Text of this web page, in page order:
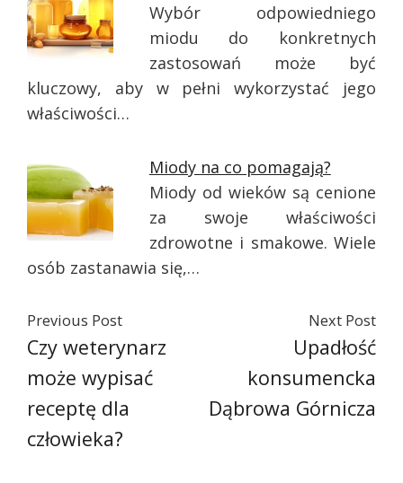
Wybór odpowiedniego
miodu do konkretnych
zastosowań może być
kluczowy, aby w pełni wykorzystać jego
właściwości…
Miody na co pomagają?
Miody od wieków są cenione
za swoje właściwości
zdrowotne i smakowe. Wiele
osób zastanawia się,…
Previous Post
Czy weterynarz
może wypisać
receptę dla
człowieka?
Next Post
Upadłość
konsumencka
Dąbrowa Górnicza